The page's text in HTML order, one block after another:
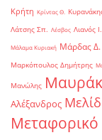
Κρήτη Κρίντας Θ.
Λάτσης Σπ. Λέσβος Λιανός Ι.
Μάλαμα Κυριακή Μάρδας Δ.
Μαρκόπουλος Δημήτρης
Μανώλης
Αλέξανδρος